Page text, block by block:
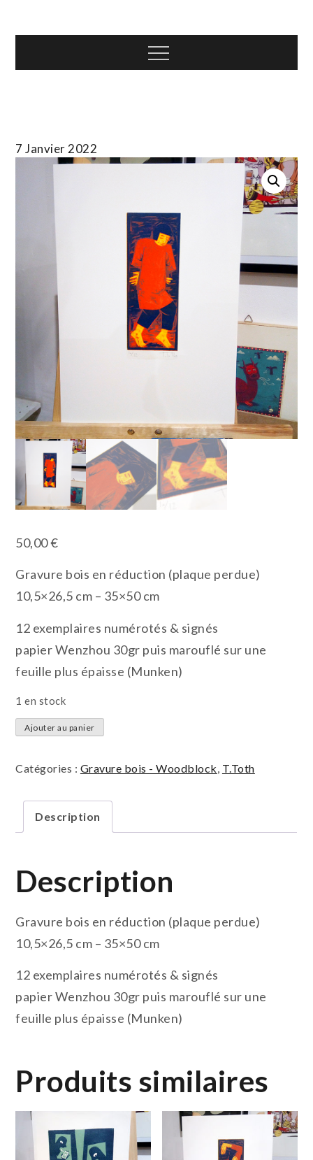
T.TOTH Menu
7 Janvier 2022
50,00€
Gravure bois en réduction (plaque perdue)
10,5×26,5 cm – 35×50 cm
12 exemplaires numérotés & signés
papier Wenzhou 30gr puis marouflé sur une
feuille plus épaisse (Munken)
1 en stock
quantité
Danseureuse
Ajouter au panier
Catégories : Gravure bois - Woodblock, T.Toth
Description
Description
Gravure bois en réduction (plaque perdue)
10,5×26,5 cm – 35×50 cm
12 exemplaires numérotés & signés
papier Wenzhou 30gr puis marouflé sur une
feuille plus épaisse (Munken)
Produits similaires